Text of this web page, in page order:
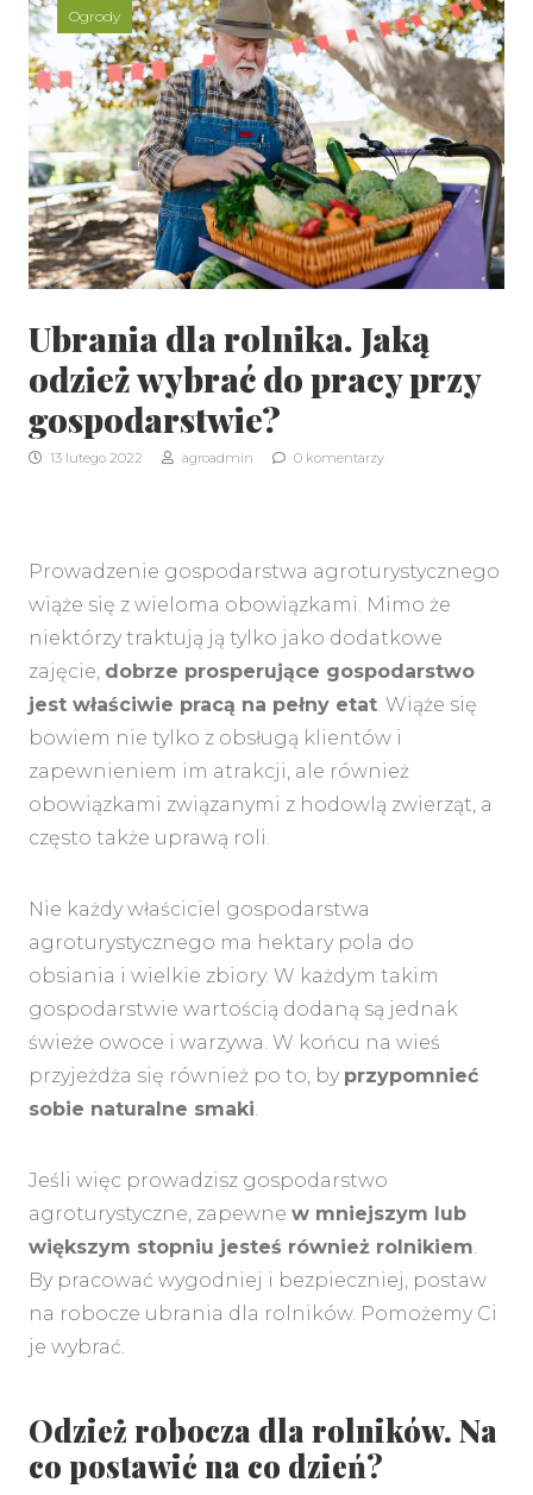
Ogrody
Ubrania dla rolnika. Jaką
odzież wybrać do pracy przy
gospodarstwie?
13 lutego 2022 agroadmin 0 komentarzy
Prowadzenie gospodarstwa agroturystycznego
wiąże się z wieloma obowiązkami. Mimo że
niektórzy traktują ją tylko jako dodatkowe
zajęcie, dobrze prosperujące gospodarstwo
jest właściwie pracą na pełny etat . Wiąże się
bowiem nie tylko z obsługą klientów i
zapewnieniem im atrakcji, ale również
obowiązkami związanymi z hodowlą zwierząt, a
często także uprawą roli.
Nie każdy właściciel gospodarstwa
agroturystycznego ma hektary pola do
obsiania i wielkie zbiory. W każdym takim
gospodarstwie wartością dodaną są jednak
świeże owoce i warzywa. W końcu na wieś
przyjeżdża się również po to, by przypomnieć
sobie naturalne smaki
Jeśli więc prowadzisz gospodarstwo
agroturystyczne, zapewne w mniejszym lub
większym stopniu jesteś również rolnikiem
By pracować wygodniej i bezpieczniej, postaw
na robocze ubrania dla rolników. Pomożemy Ci
je wybrać.
Odzież robocza dla rolników. Na
co postawić na co dzień?